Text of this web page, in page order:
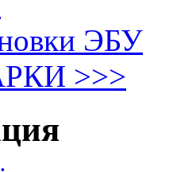
ЭБУ
>>>